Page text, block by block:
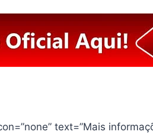
text=”Mais